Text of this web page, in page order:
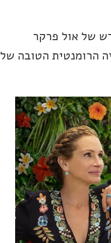
של אול פרקר
הרומנטית הטובה של